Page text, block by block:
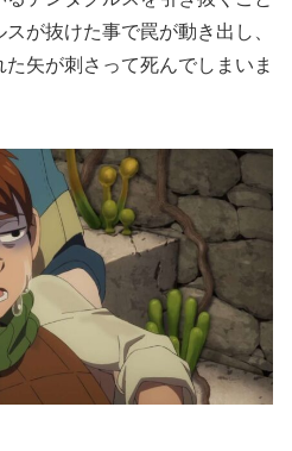
が抜けた事で罠が動き出し、
矢が刺さって死んでしまいま